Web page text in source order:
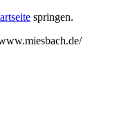
springen.